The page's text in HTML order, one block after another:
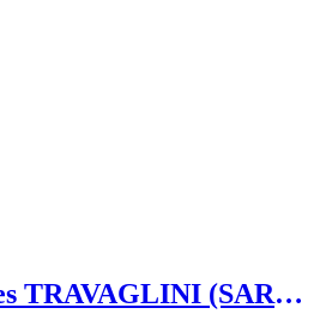
TRAVAGLINI (SARL)